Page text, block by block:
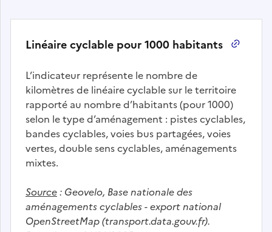
Linéaire cyclable pour 1000 habitants
L’indicateur représente le nombre de
kilomètres de linéaire cyclable sur le territoire
rapporté au nombre d’habitants (pour 1000)
selon le type d’aménagement : pistes cyclables,
bandes cyclables, voies bus partagées, voies
vertes, double sens cyclables, aménagements
mixtes.
Source: Geovelo, Base nationale des
aménagements cyclables - export national
OpenStreetMap (transport.data.gouv.fr).